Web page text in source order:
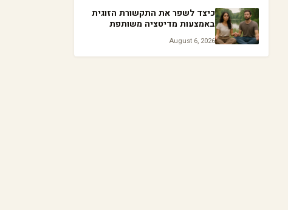
כיצד לשפר את התקשורת הזוגית
באמצעות מדיטציה משותפת
August 6, 2026